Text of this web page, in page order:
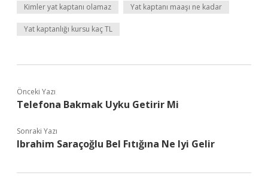
Kimler yat kaptanı olamaz Yat kaptanı maaşı ne kadar
Yat kaptanlığı kursu kaç TL
Önceki Yazı
Telefona Bakmak Uyku Getirir Mi
Sonraki Yazı
Ibrahim Saraçoğlu Bel Fıtığına Ne Iyi Gelir